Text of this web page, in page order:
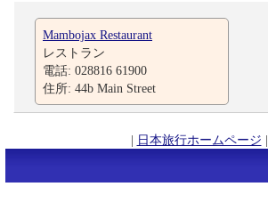
Mambojax Restaurant
レストラン
電話: 028816 61900
住所: 44b Main Street
| 日本旅行ホームページ |